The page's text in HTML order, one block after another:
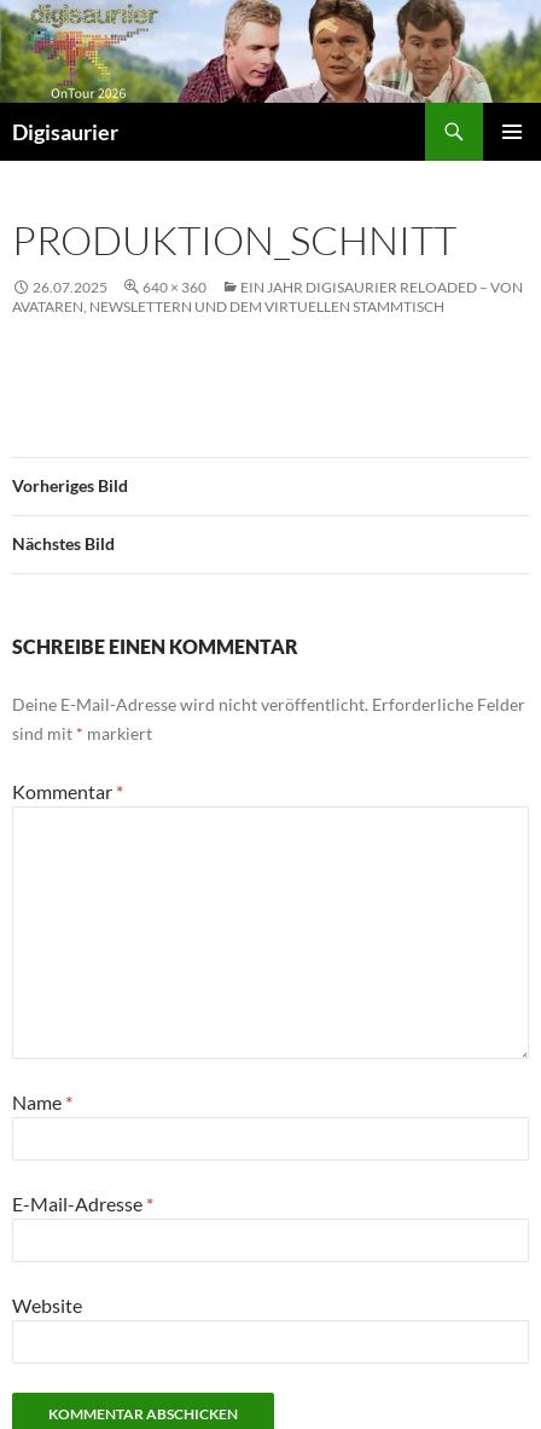
Zum
Inhalt
springen
Digisaurier
PRODUKTION_SCHNITT
26.07.2025 640 × 360
EIN JAHR DIGISAURIER RELOADED – VON
AVATAREN, NEWSLETTERN UND DEM VIRTUELLEN STAMMTISCH
Vorheriges Bild
Nächstes Bild
SCHREIBE EINEN KOMMENTAR
Deine E-Mail-Adresse wird nicht veröffentlicht. Erforderliche Felder
sind mit * markiert
Kommentar *
Name *
E-Mail-Adresse *
Website